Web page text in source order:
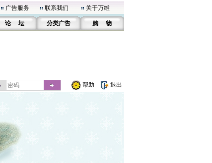
广告服务 联系我们 关于万维
论 坛 分类广告 购 物
帮助 退出